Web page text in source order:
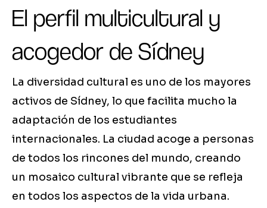
El perfil multicultural y
acogedor de Sídney
La diversidad cultural es uno de los mayores
activos de Sídney, lo que facilita mucho la
adaptación de los estudiantes
internacionales. La ciudad acoge a personas
de todos los rincones del mundo, creando
un mosaico cultural vibrante que se refleja
en todos los aspectos de la vida urbana.